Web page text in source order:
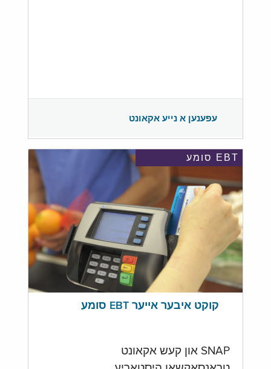
עפענען א נייע אקאונט
EBT סומע
קוקט איבער אייער EBT סומע
SNAP און קעש אקאונט